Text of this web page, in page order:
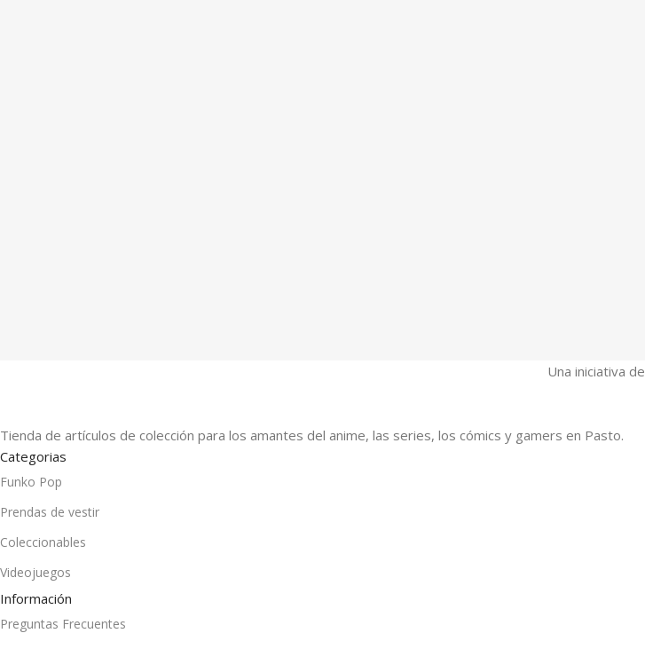
Una iniciativa de
Tienda de artículos de colección para los amantes del anime, las series, los cómics y gamers en Pasto.
Categorias
Funko Pop
Prendas de vestir
Coleccionables
Videojuegos
Información
Preguntas Frecuentes